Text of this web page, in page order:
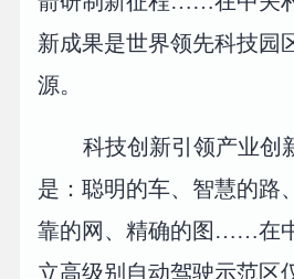
新成果是世界领先科技园
源。
科技创新引领产业创
是：聪明的车、智慧的路
靠的网、精确的图……在
立高级别自动驾驶示范区